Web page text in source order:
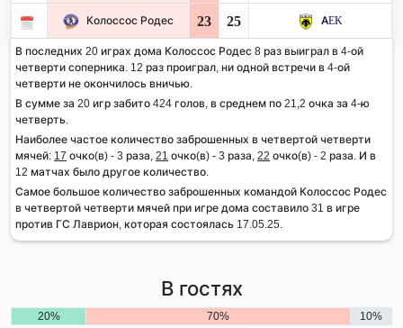
Колоссос Родес 23 25 AEK
В последних 20 играх дома Колоссос Родес 8 раз выиграл в 4-ой
четверти соперника. 12 раз проиграл, ни одной встречи в 4-ой
четверти не окончилось вничью.
В сумме за 20 игр забито 424 голов, в среднем по 21,2 очка за 4-ю
четверть.
Наиболее частое количество заброшенных в четвертой четверти
мячей: 17 очко(в) - 3 раза, 21 очко(в) - 3 раза, 22 очко(в) - 2 раза. И в
12 матчах было другое количество.
Самое большое количество заброшенных командой Колоссос Родес
в четвертой четверти мячей при игре дома составило 31 в игре
против ГС Лаврион, которая состоялась 17.05.25.
В гостях
20% 70% 10%